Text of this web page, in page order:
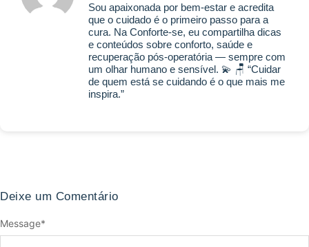
Sou apaixonada por bem-estar e acredita
que o cuidado é o primeiro passo para a
cura. Na Conforte-se, eu compartilha dicas
e conteúdos sobre conforto, saúde e
recuperação pós-operatória — sempre com
um olhar humano e sensível. 💫 🪑 “Cuidar
de quem está se cuidando é o que mais me
inspira.”
Deixe um Comentário
Message*